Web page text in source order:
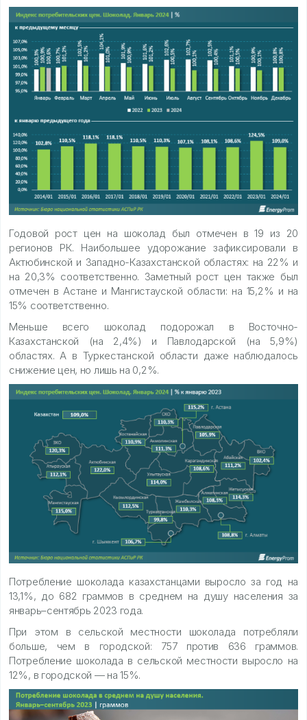
Годовой рост цен на шоколад был отмечен в 19 из 20
регионов РК. Наибольшее удорожание зафиксировали в
Актюбинской и Западно-Казахстанской областях: на 22% и
на 20,3% соответственно. Заметный рост цен также был
отмечен в Астане и Мангистауской области: на 15,2% и на
15% соответственно.
Меньше всего шоколад подорожал в Восточно-
Казахстанской (на 2,4%) и Павлодарской (на 5,9%)
областях. А в Туркестанской области даже наблюдалось
снижение цен, но лишь на 0,2%.
Потребление шоколада казахстанцами выросло за год на
13,1%, до 682 граммов в среднем на душу населения за
январь–сентябрь 2023 года.
При этом в сельской местности шоколада потребляли
больше, чем в городской: 757 против 636 граммов.
Потребление шоколада в сельской местности выросло на
12%, в городской — на 15%.